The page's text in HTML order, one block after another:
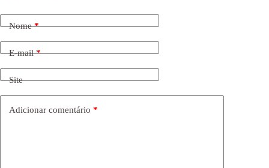
Nome*
E-mail*
Site
Adicionar comentário *